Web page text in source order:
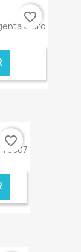
€ ONLINE
Claro
€ ONLINE
favorite_border
favorite_border